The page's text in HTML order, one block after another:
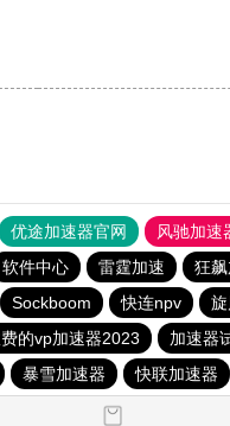
优途加速器官网 风驰加速
软件中心 雷霆加速 狂
Sockboom 快连npv
的vp加速器2023 加速器
暴雪加速器 快联加速器